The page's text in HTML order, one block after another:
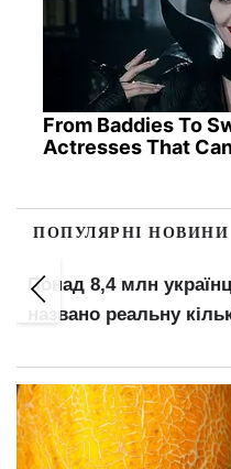
From Baddies To
Actresses That
ПОПУЛЯРНІ НОВИНИ
Понад 8,4 млн
названо реальну